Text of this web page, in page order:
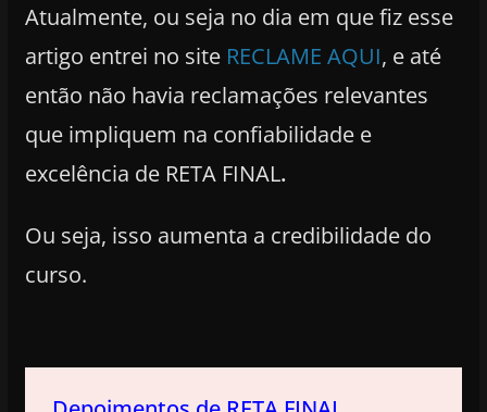
Atualmente, ou seja no dia em que fiz esse
artigo entrei no site RECLAME AQUI, e até
então não havia reclamações relevantes
que impliquem na confiabilidade e
excelência de RETA FINAL.
Ou seja, isso aumenta a credibilidade do
curso.